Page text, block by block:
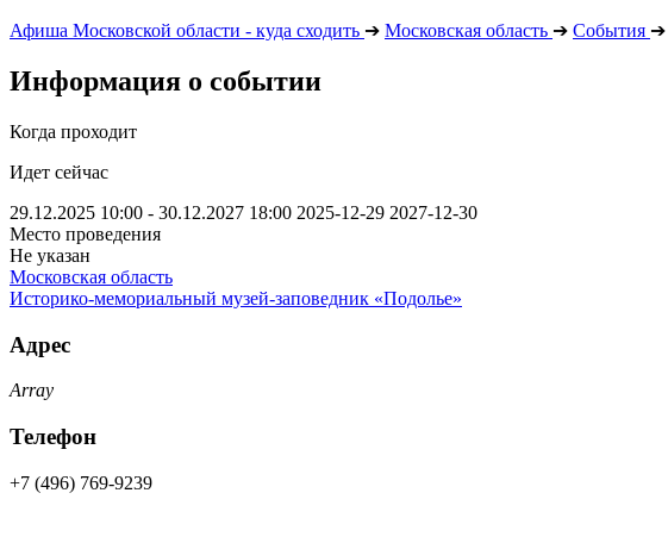
Афиша Московской области - куда сходить ➔ Московская область ➔ События ➔
Информация о событии
Когда проходит
Идет сейчас
29.12.2025 10:00 - 30.12.2027 18:00 2025-12-29 2027-12-30
Место проведения
Не указан
Московская область
Историко-мемориальный музей-заповедник «Подолье»
Адрес
Array
Телефон
+7 (496) 769-9239